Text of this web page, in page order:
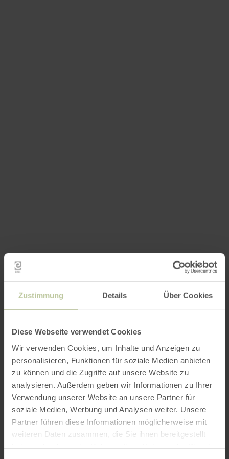
Zustimmung Details Über Cookies
Diese Webseite verwendet Cookies
Wir verwenden Cookies, um Inhalte und Anzeigen zu
personalisieren, Funktionen für soziale Medien anbieten
zu können und die Zugriffe auf unsere Website zu
analysieren. Außerdem geben wir Informationen zu Ihrer
Verwendung unserer Website an unsere Partner für
soziale Medien, Werbung und Analysen weiter. Unsere
Partner führen diese Informationen möglicherweise mit
weiteren Daten zusammen, die Sie ihnen bereitgestellt